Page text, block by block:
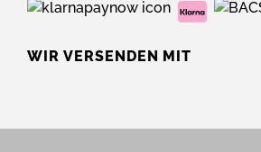
WIR VERSENDEN MIT